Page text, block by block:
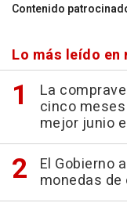
Contenido
Lo más leído
La
cinco
mejor junio
El Gobierno
monedas